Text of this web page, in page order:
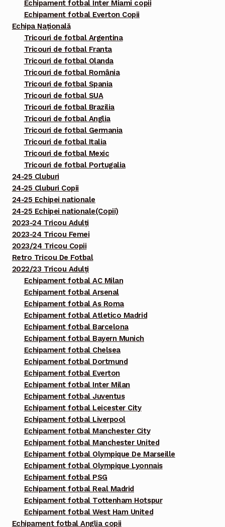
Echipament fotbal Inter Miami copii
Echipament fotbal Everton Copii
Echipa Națională
Tricouri de fotbal Argentina
Tricouri de fotbal Franta
Tricouri de fotbal Olanda
Tricouri de fotbal România
Tricouri de fotbal Spania
Tricouri de fotbal SUA
Tricouri de fotbal Brazilia
Tricouri de fotbal Anglia
Tricouri de fotbal Germania
Tricouri de fotbal Italia
Tricouri de fotbal Mexic
Tricouri de fotbal Portugalia
24-25 Cluburi
24-25 Cluburi Copii
24-25 Echipei nationale
24-25 Echipei nationale(Copii)
2023-24 Tricou Adulți
2023-24 Tricou Femei
2023/24 Tricou Copii
Retro Tricou De Fotbal
2022/23 Tricou Adulți
Echipament fotbal AC Milan
Echipament fotbal Arsenal
Echipament fotbal As Roma
Echipament fotbal Atletico Madrid
Echipament fotbal Barcelona
Echipament fotbal Bayern Munich
Echipament fotbal Chelsea
Echipament fotbal Dortmund
Echipament fotbal Everton
Echipament fotbal Inter Milan
Echipament fotbal Juventus
Echipament fotbal Leicester City
Echipament fotbal Liverpool
Echipament fotbal Manchester City
Echipament fotbal Manchester United
Echipament fotbal Olympique De Marseille
Echipament fotbal Olympique Lyonnais
Echipament fotbal PSG
Echipament fotbal Real Madrid
Echipament fotbal Tottenham Hotspur
Echipament fotbal West Ham United
Echipament fotbal Anglia copii